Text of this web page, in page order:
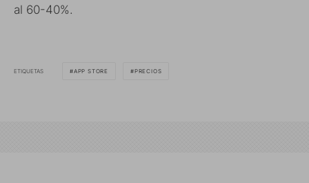
al 60-40%.
ETIQUETAS APP STORE PRECIOS